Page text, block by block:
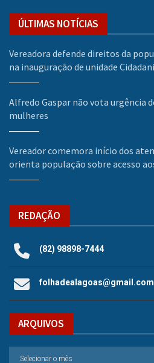
ÚLTIMAS NOTÍCIAS
Vereadora defende direitos da
na inauguração de unidade
Alfredo Gaspar não vota urgência
mulheres
Vereador comemora início dos
orienta população sobre acesso
REDAÇÃO
(82) 98898-7444
folhadealagoas@gmail.com
ARQUIVOS